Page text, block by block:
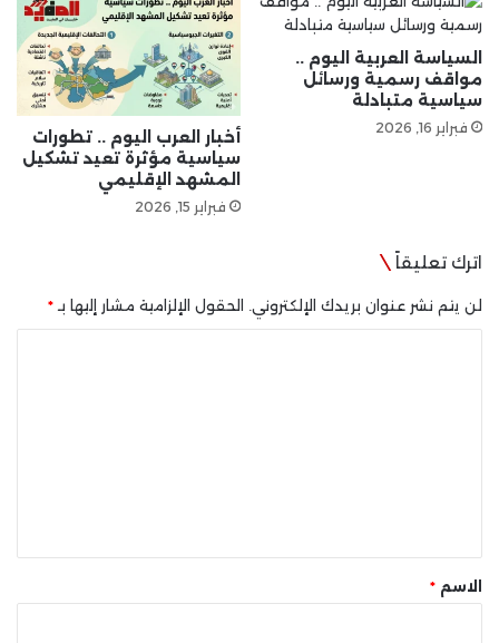
السياسة العربية اليوم ..
مواقف رسمية ورسائل
سياسية متبادلة
فبراير 16, 2026
أخبار العرب اليوم .. تطورات
سياسية مؤثرة تعيد تشكيل
المشهد الإقليمي
فبراير 15, 2026
اترك تعليقاً
لن يتم نشر عنوان بريدك الإلكتروني. الحقول الإلزامية مشار إليها بـ*
* الاسم *